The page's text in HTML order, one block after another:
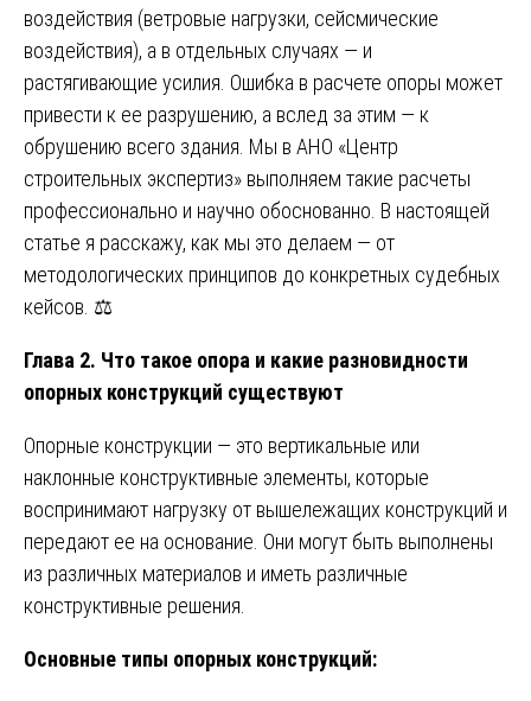
воздействия (ветровые нагрузки, сейсмические
воздействия), а в отдельных случаях — и
растягивающие усилия. Ошибка в расчете опоры может
привести к ее разрушению, а вслед за этим — к
обрушению всего здания. Мы в АНО «Центр
строительных экспертиз» выполняем такие расчеты
профессионально и научно обоснованно. В настоящей
статье я расскажу, как мы это делаем — от
методологических принципов до конкретных судебных
кейсов. ⚖️
Глава 2. Что такое опора и какие разновидности
опорных конструкций существуют
Опорные конструкции — это вертикальные или
наклонные конструктивные элементы, которые
воспринимают нагрузку от вышележащих конструкций и
передают ее на основание. Они могут быть выполнены
из различных материалов и иметь различные
конструктивные решения.
Основные типы опорных конструкций: